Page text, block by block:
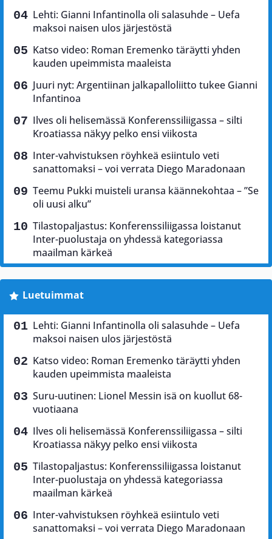
Lehti: Gianni Infantinolla oli salasuhde – Uefa
maksoi naisen ulos järjestöstä
Katso video: Roman Eremenko täräytti yhden
kauden upeimmista maaleista
Juuri nyt: Argentiinan jalkapalloliitto tukee Gianni
Infantinoa
Ilves oli helisemässä Konferenssiliigassa – silti
Kroatiassa näkyy pelko ensi viikosta
Inter-vahvistuksen röyhkeä esiintulo veti
sanattomaksi – voi verrata Diego Maradonaan
Teemu Pukki muisteli uransa käännekohtaa – ”Se
oli uusi alku”
Tilastopaljastus: Konferenssiliigassa loistanut
Inter-puolustaja on yhdessä kategoriassa
maailman kärkeä
Luetuimmat
Lehti: Gianni Infantinolla oli salasuhde – Uefa
maksoi naisen ulos järjestöstä
Katso video: Roman Eremenko täräytti yhden
kauden upeimmista maaleista
Suru-uutinen: Lionel Messin isä on kuollut 68-
vuotiaana
Ilves oli helisemässä Konferenssiliigassa – silti
Kroatiassa näkyy pelko ensi viikosta
Tilastopaljastus: Konferenssiliigassa loistanut
Inter-puolustaja on yhdessä kategoriassa
maailman kärkeä
Inter-vahvistuksen röyhkeä esiintulo veti
sanattomaksi – voi verrata Diego Maradonaan